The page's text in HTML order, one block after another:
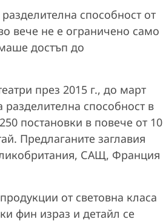
способност от
вече не е ограничено само
достъп до
през 2015 г., до март
способност в
постановки в повече от 10
Предлаганите заглавия
САЩ, Франция
от световна класа
фин израз и детайл се